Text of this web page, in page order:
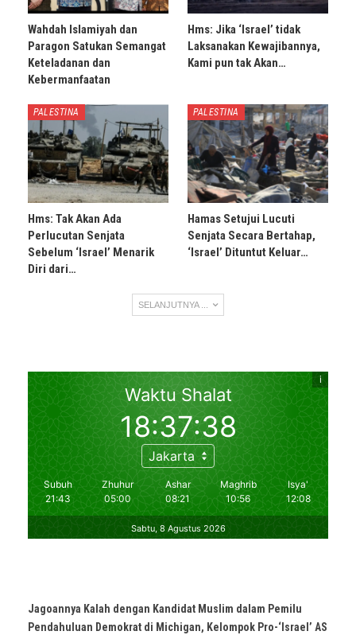
Wahdah Islamiyah dan
Paragon Satukan Semangat
Keteladanan dan
Kebermanfaatan
Hms: Jika ‘Israel’ tidak
Laksanakan Kewajibannya,
Kami pun tak Akan…
PALESTINA
Hms: Tak Akan Ada
Perlucutan Senjata
Sebelum ‘Israel’ Menarik
Diri dari…
PALESTINA
Hamas Setujui Lucuti
Senjata Secara Bertahap,
‘Israel’ Dituntut Keluar…
SELANJUTNYA ...
Jagoannya Kalah dengan Kandidat Muslim dalam Pemilu
Pendahuluan Demokrat di Michigan, Kelompok Pro-‘Israel’ AS